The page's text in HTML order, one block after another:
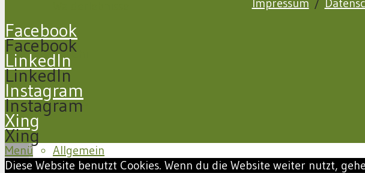
Tai Chi
Aktuelles
Allgemein
Facebook
Facebook
LinkedIn
LinkedIn
Instagram
Instagram
Xing
Xing
Menü
Diese Website benutzt Cookies. Wenn du die Website weiter nutzt,